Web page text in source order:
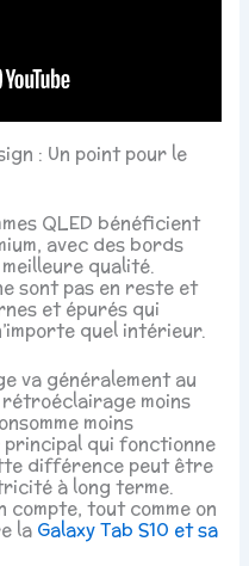
: Un point pour le
QLED bénéficient
avec des bords
qualité.
sont pas en reste et
et épurés qui
quel intérieur.
va généralement au
rétroéclairage moins
moins
principal qui fonctionne
différence peut être
à long terme.
compte, tout comme on
la Galaxy Tab S10 et sa